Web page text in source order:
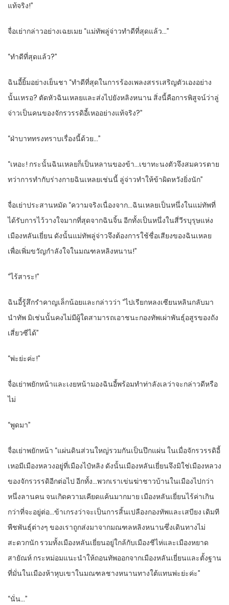
แท้จริง!”
จื่อเย่ากล่าวอย่างเฉยเมย “แม่ทัพลู่จ่าวทำดีที่สุดแล้ว…”
“ทำดีที่สุดแล้ว?”
ฉินอี้ยิ้มอย่างเย็นชา “ทำดีที่สุดในการร้องเพลงสรรเสริญตัวเองอย่าง
นั้นเหรอ? ตัดหัวฉินเหลยและส่งไปยังหลิงหนาน สิ่งนี้คือการพิสูจน์ว่าลู่
จ่าวเป็นคนของจักรวรรดิอี้เหออย่างแท้จริง?”
“ฝ่าบาททรงทราบเรื่องนี้ด้วย…”
“เหอะ! กระนั้นฉินเหลยก็เป็นหลานของข้า…เขาทะนงตัวจึงสมควรตาย
ทว่าการทำกับร่างกายฉินเหลยเช่นนี้ ลู่จ่าวทำให้ข้าผิดหวังยิ่งนัก”
จื่อเย่าประสานหมัด “ความจริงเนื่องจาก…ฉินเหลยเป็นหนึ่งในแม่ทัพที่
ได้รับการไว้วางใจมากที่สุดจากฉินจิ้น อีกทั้งเป็นหนึ่งในสี่วีรบุรุษแห่ง
เมืองหลันเยี่ยน ดังนั้นแม่ทัพลู่จ่าวจึงต้องการใช้ชื่อเสียงของฉินเหลย
เพื่อเพิ่มขวัญกำลังใจในมณฑลหลิงหนาน!”
“ไร้สาระ!”
ฉินอี้รู้สึกรำคาญเล็กน้อยและกล่าวว่า “ไปเรียกหลงเซียนหลินกลับมา
นำทัพ มิเช่นนั้นคงไม่มีผู้ใดสามารถเอาชนะกองทัพเผ่าพันธุ์อสูรของถัง
เสี่ยวซีได้”
“พ่ะย่ะค่ะ!”
จื่อเย่าพยักหน้าและเงยหน้ามองฉินอี้พร้อมทำท่าลังเลว่าจะกล่าวดีหรือ
ไม่
“พูดมา”
จื่อเย่าพยักหน้า “แผ่นดินส่วนใหญ่รวมกันเป็นปึกแผ่น ในเมื่อจักรวรรดิอี้
เหอมีเมืองหลวงอยู่ที่เมืองไป๋หลิง ดังนั้นเมืองหลันเยี่ยนจึงมิใช่เมืองหลวง
ของจักรวรรดิอีกต่อไป อีกทั้ง…พวกเราเข่นฆ่าชาวบ้านในเมืองไปกว่า
หนึ่งลานคน จนเกิดความเคียดแค้นมากมาย เมืองหลันเยี่ยนไร้ค่าเกิน
กว่าที่จะอยู่ต่อ…ข้าเกรงว่าจะเป็นการสิ้นเปลืองกองทัพและเสบียง เดิมที
พืชพันธุ์ต่างๆ ของเราถูกส่งมาจากมณฑลหลิงหนานซึ่งเดินทางไม่
สะดวกนัก รวมทั้งเมืองหลันเยี่ยนอยู่ใกล้กับเมืองชีไห่และเมืองหยาด
สายัณห์ กระหม่อมแนะนำให้ถอนทัพออกจากเมืองหลันเยี่ยนและตั้งฐาน
ที่มั่นในเมืองห้าหุบเขาในมณฑลชางหนานทางใต้แทนพ่ะย่ะค่ะ”
“นั่น…”